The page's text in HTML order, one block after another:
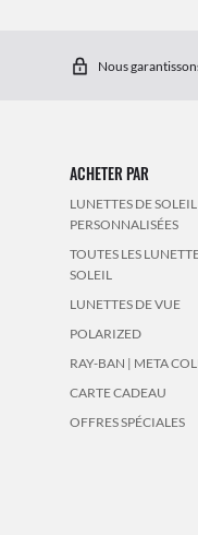
Nous
ACHETER PAR
LUNETTES DE SOLEIL
PERSONNALISÉES
TOUTES LES
SOLEIL
LUNETTES DE VUE
POLARIZED
RAY-BAN | META
CARTE CADEAU
OFFRES SPÉCIALES